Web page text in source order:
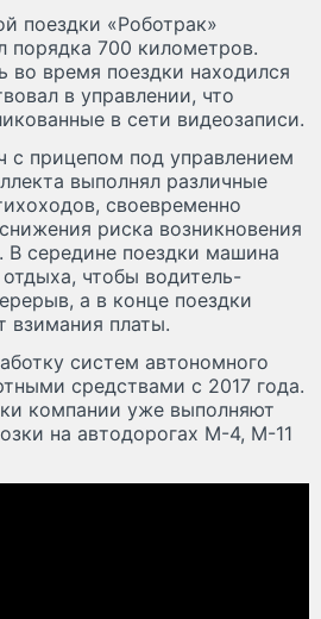
поездки «Роботрак»
порядка 700 километров.
во время поездки находился
в управлении, что
в сети видеозаписи.
с прицепом под управлением
выполнял различные
своевременно
риска возникновения
В середине поездки машина
чтобы водитель-
а в конце поездки
взимания платы.
систем автономного
средствами с 2017 года.
компании уже выполняют
на автодорогах М-4, М-11